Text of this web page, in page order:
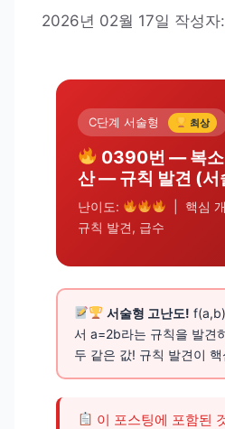
2026년 02월 17일 작성자:
C단계 서술형 최상
0390번 — 복소
산 — 규칙 발견 (서
난이도:
| 핵심
규칙 발견, 급수
서술형 고난도!
서 a=2b라는 규칙을 발견
두 같은 값! 규칙 발견이
이 포스팅에 포함된